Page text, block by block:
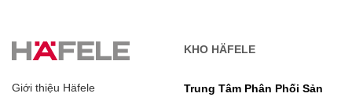
Giới thiệu Häfele
KHO HÄFELE
Trung Tâm Phân Phối Sản